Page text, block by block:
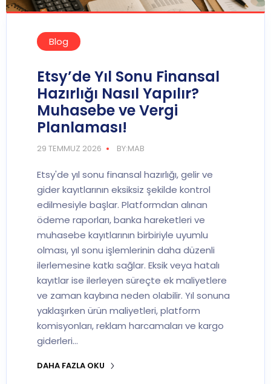
Blog
Etsy’de Yıl Sonu Finansal
Hazırlığı Nasıl Yapılır?
Muhasebe ve Vergi
Planlaması!
29 TEMMUZ 2026 BY:MAB
Etsy'de yıl sonu finansal hazırlığı, gelir ve
gider kayıtlarının eksiksiz şekilde kontrol
edilmesiyle başlar. Platformdan alınan
ödeme raporları, banka hareketleri ve
muhasebe kayıtlarının birbiriyle uyumlu
olması, yıl sonu işlemlerinin daha düzenli
ilerlemesine katkı sağlar. Eksik veya hatalı
kayıtlar ise ilerleyen süreçte ek maliyetlere
ve zaman kaybına neden olabilir. Yıl sonuna
yaklaşırken ürün maliyetleri, platform
komisyonları, reklam harcamaları ve kargo
giderleri…
DAHA FAZLA OKU